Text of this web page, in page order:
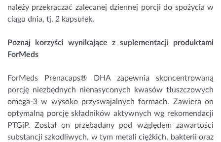
należy przekraczać zalecanej dziennej porcji do spożycia w
ciągu dnia, tj. 2 kapsułek.
Poznaj korzyści wynikające z suplementacji produktami
ForMeds
ForMeds Prenacaps® DHA zapewnia skoncentrowaną
porcję niezbędnych nienasyconych kwasów tłuszczowych
omega-3 w wysoko przyswajalnych formach. Zawiera on
optymalną porcję składników aktywnych wg rekomendacji
PTGiP. Został on przebadany pod względem zawartości
substancji szkodliwych, w tym metali ciężkich, bakterii oraz